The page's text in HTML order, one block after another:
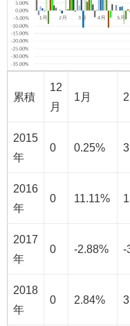
累積
12
月
1月
2015
年
0 0.25%
2016
年
0 11.11%
2017
年
0 -2.88% -
2018
年
0 2.84%